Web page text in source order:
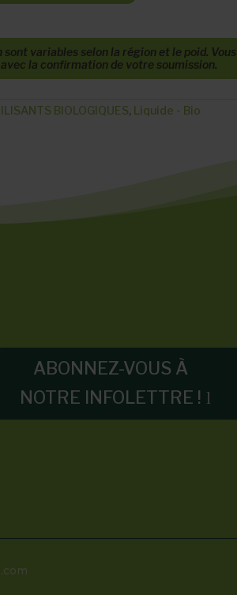
variables selon la région et le poid. Vous
la confirmation de votre soumission.
BIOLOGIQUES, Liquide - Bio
ABONNEZ-VOUS À
NOTRE INFOLETTRE !